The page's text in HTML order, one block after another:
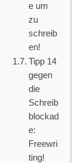
e um
zu
schreib
en!
Tipp 14
gegen
die
Schreib
blockad
e:
Freewri
ting!